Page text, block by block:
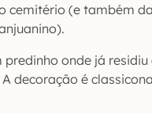
cemitério (e também
predinho onde já
decoração é